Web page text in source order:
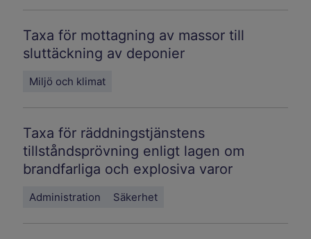
Taxa för mottagning av massor till
sluttäckning av deponier
Miljö och klimat
Taxa för räddningstjänstens
tillståndsprövning enligt lagen om
brandfarliga och explosiva varor
Administration Säkerhet